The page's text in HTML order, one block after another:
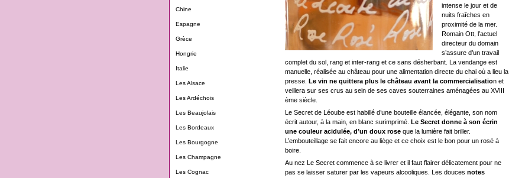
Chine
Espagne
Grèce
Hongrie
Italie
Les Alsace
Les Ardéchois
Les Beaujolais
Les Bordeaux
Les Bourgogne
Les Champagne
Les Cognac
intense le jour et de
nuits fraîches en
proximité de la mer.
Romain Ott, l’actuel
directeur du domain
s’assure d’un travail
complet du sol, rang et inter-rang et ce sans désherbant. La vendange est
manuelle, réalisée au château pour une alimentation directe du chai où a lieu la
presse. Le vin ne quittera plus le château avant la commercialisation et
veillera sur ses crus au sein de ses caves souterraines aménagées au XVIII
ème siècle.
Le Secret de Léoube est habillé d’une bouteille élancée, élégante, son nom
écrit autour, à la main, en blanc surimprimé. Le Secret donne à son écrin
une couleur acidulée, d’un doux roseque la lumière fait briller.
L’embouteillage se fait encore au liège et ce choix est le bon pour un rosé à
boire.
Au nez Le Secret commence à se livrer et il faut flairer délicatement pour ne
pas se laisser saturer par les vapeurs alcooliques. Les douces notes